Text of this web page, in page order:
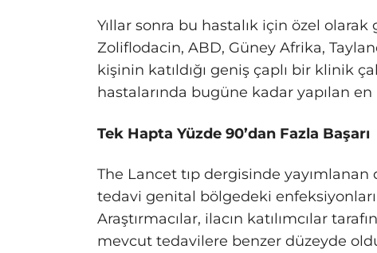
Yıllar sonra bu hastalık için özel
Zoliflodacin, ABD, Güney Afrika,
kişinin katıldığı geniş çaplı bir klinik
hastalarında bugüne kadar yapılan
Tek Hapta Yüzde 90’dan Fazla Başarı
The Lancet tıp dergisinde
tedavi genital bölgedeki
Araştırmacılar, ilacın katılımcılar
mevcut tedavilere benzer düzeyde